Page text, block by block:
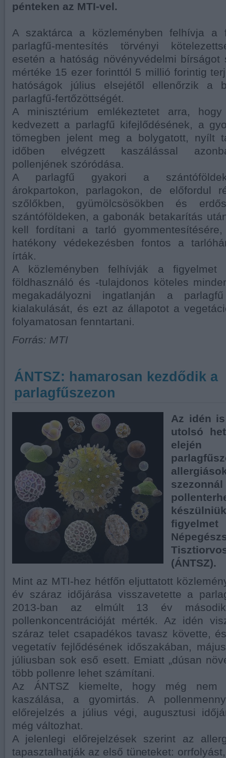
pénteken az MTI-vel.
A szaktárca a közleményben felhívja a
parlagfű-mentesítés törvényi
esetén a hatóság növényvédelmi bírságot
mértéke 15 ezer forinttól 5 millió forintig
hatóságok július elsejétől ellenőrzik a
parlagfű-fertőzöttségét.
A minisztérium emlékeztetet arra,
kedvezett a parlagfű kifejlődésének, a
tömegben jelent meg a bolygatott, nyílt
időben elvégzett kaszálással
pollenjének szóródása.
A parlagfű gyakori a
árokpartokon, parlagokon, de előfordul
szőlőkben, gyümölcsösökben és
szántóföldeken, a gabonák betakarítás
kell fordítani a tarló
hatékony védekezésben fontos a
írták.
A közleményben felhívják a
földhasználó és -tulajdonos köteles
megakadályozni ingatlanján a
kialakulását, és ezt az állapotot a
folyamatosan fenntartani.
Forrás: MTI
ÁNTSZ: hamarosan kezdődik a
parlagfűszezon
Az idén
utolsó
elején
(ÁNTSZ).
Mint az MTI-hez hétfőn eljuttatott
év száraz időjárása visszavetette a
2013-ban az elmúlt 13 év második
pollenkoncentrációját mérték. Az idén
száraz telet csapadékos tavasz követte,
vegetatív fejlődésének időszakában,
júliusban sok eső esett. Emiatt „dúsan
több pollenre lehet számítani.
Az ÁNTSZ kiemelte, hogy még nem
kaszálása, a gyomirtás. A
előrejelzés a július végi, augusztusi
még változhat.
A jelenlegi előrejelzések szerint az
tapasztalhatják az első tüneteket: